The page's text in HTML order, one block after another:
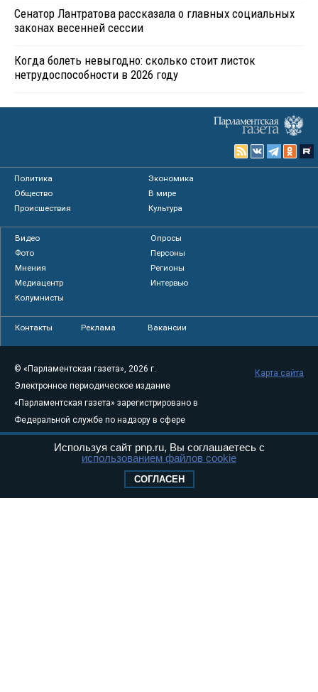
Сенатор Лантратова рассказала о главных социальных
законах весенней сессии
Когда болеть невыгодно: сколько стоит листок
нетрудоспособности в 2026 году
Политика
Экономика
Общество
В мире
Происшествия
Культура
Видео
Опросы
Фото
Персоны
Мнения
Регионы
Медиацентр
Интервью
Колумнисты
Контакты Реклама Вакансии
© «Парламентская газета», 2026 г.
Электронное периодическое издание
«Парламентская газета» зарегистрировано в
Федеральной службе по надзору в сфере
связи, информационных технологий и
массовых коммуникаций (Роскомнадзор) 05
Свидетельство о регистрации Эл № ФС77-
Карта сайта
Используя сайт pnp.ru, Вы соглашаетесь с
использованием файлов cookie
СОГЛАСЕН